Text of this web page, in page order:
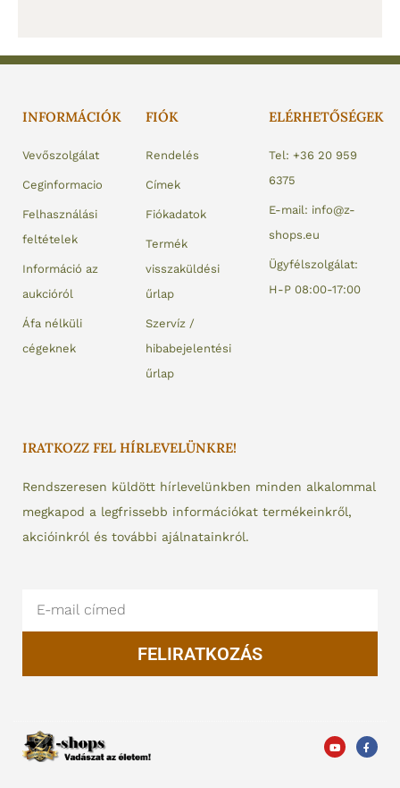
INFORMÁCIÓK
Vevőszolgálat
Ceginformacio
Felhasználási
feltételek
Információ az
aukcióról
Áfa nélküli
cégeknek
FIÓK
Rendelés
Címek
Fiókadatok
Termék
visszaküldési
űrlap
Szervíz /
hibabejelentési
űrlap
ELÉRHETŐSÉGEK
Tel: +36 20 959
6375
E-mail: info@z-
shops.eu
Ügyfélszolgálat:
H-P 08:00-17:00
IRATKOZZ FEL HÍRLEVELÜNKRE!
Rendszeresen küldött hírlevelünkben minden alkalommal
megkapod a legfrissebb információkat termékeinkről,
akcióinkról és további ajálnatainkról.
FELIRATKOZÁS
Y
o
u
F
a
c